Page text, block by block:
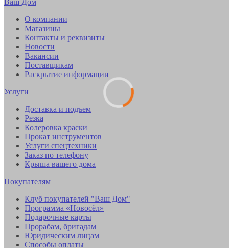
О компании
Магазины
Контакты и реквизиты
Новости
Вакансии
Поставщикам
Раскрытие информации
Услуги
Доставка и подъем
Резка
Колеровка краски
Прокат инструментов
Услуги спецтехники
Заказ по телефону
Крыша вашего дома
Покупателям
Клуб покупателей "Ваш Дом"
Программа «Новосёл»
Подарочные карты
Прорабам, бригадам
Юридическим лицам
Способы оплаты